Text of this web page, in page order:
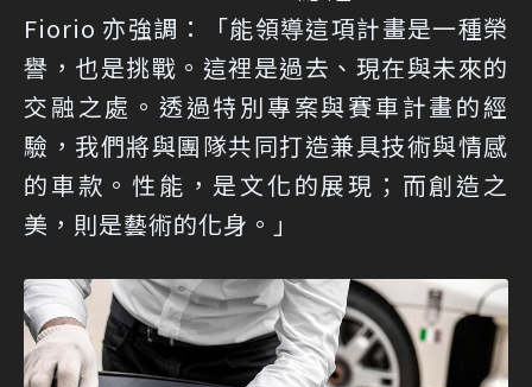
Fiorio 亦強調：「能領導這項計畫是一種榮
譽，也是挑戰。這裡是過去、現在與未來的
交融之處。透過特別專案與賽車計畫的經
驗，我們將與團隊共同打造兼具技術與情感
的車款。性能，是文化的展現；而創造之
美，則是藝術的化身。」